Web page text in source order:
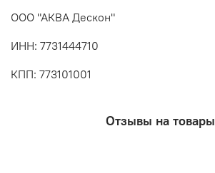
ООО "АКВА Дескон"
ИНН: 7731444710
КПП: 773101001
Отзывы на товары